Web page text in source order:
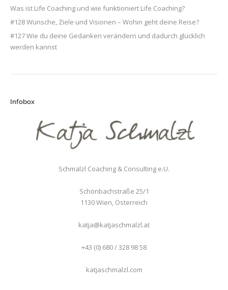
Was ist Life Coaching und wie funktioniert Life Coaching?
#128 Wünsche, Ziele und Visionen – Wohin geht deine Reise?
#127 Wie du deine Gedanken verändern und dadurch glücklich
werden kannst
Infobox
Schmalzl Coaching & Consulting e.U.
Schönbachstraße 25/1
1130Wien, Österreich
katja@katjaschmalzl.at
+43 (0) 680 / 328 98 58
katjaschmalzl.com